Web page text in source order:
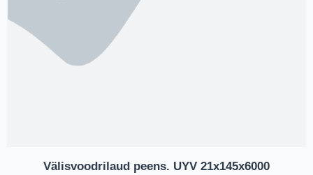
Välisvoodrilaud peens. UYV 21x145x6000